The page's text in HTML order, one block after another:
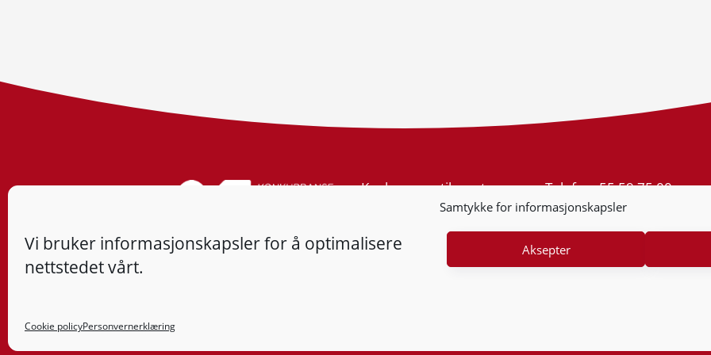
Samtykke for informasjonskapsler
Vi bruker informasjonskapsler for å optimalisere
nettstedet vårt.
Aksepter
Cookie policyPersonvernerklæring
Konkurransetilsynet
Postboks 439 Sentrum
Org.nr: 974 761 246
Telefon:55 59 75 00
E-post:post@kt.no
Nyhetsvarsel >>